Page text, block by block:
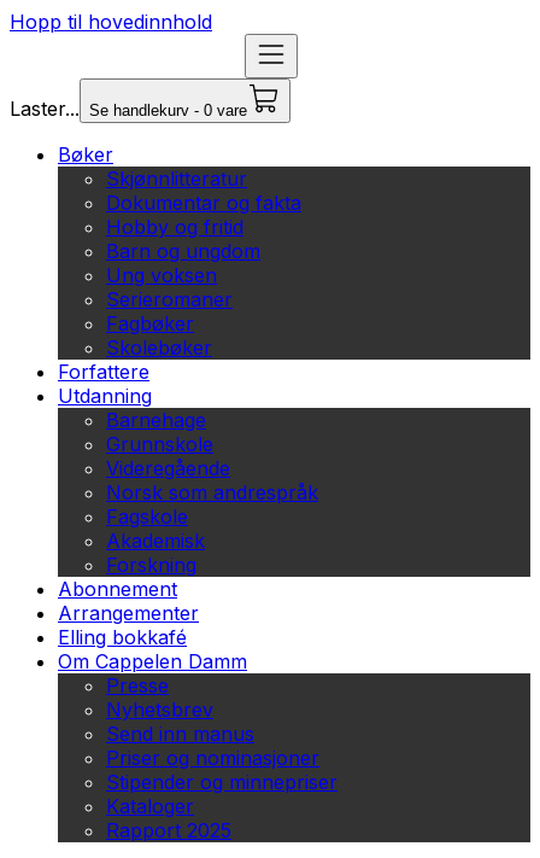
Hopp til hovedinnhold
Laster... Se handlekurv - 0 vare
Bøker
Skjønnlitteratur
Dokumentar og fakta
Hobby og fritid
Barn og ungdom
Ung voksen
Serieromaner
Fagbøker
Skolebøker
Forfattere
Utdanning
Barnehage
Grunnskole
Videregående
Norsk som andrespråk
Fagskole
Akademisk
Forskning
Abonnement
Arrangementer
Elling bokkafé
Om Cappelen Damm
Presse
Nyhetsbrev
Send inn manus
Priser og nominasjoner
Stipender og minnepriser
Kataloger
Rapport 2025